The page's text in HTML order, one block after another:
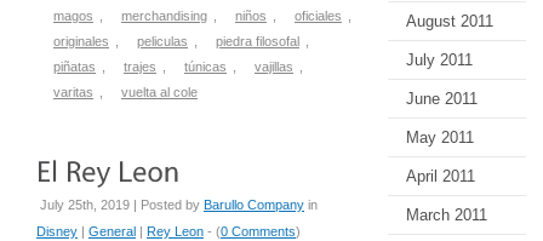
magos
merchandising niños oficiales
originales
peliculas piedra filosofal
piñatas
trajes túnicas vajillas
varitas
vuelta al cole
July 25th, 2019 | Posted by Barullo Company in
Disney | General | Rey Leon - (0 Comments)
August 2011
July 2011
June 2011
May 2011
April 2011
March 2011